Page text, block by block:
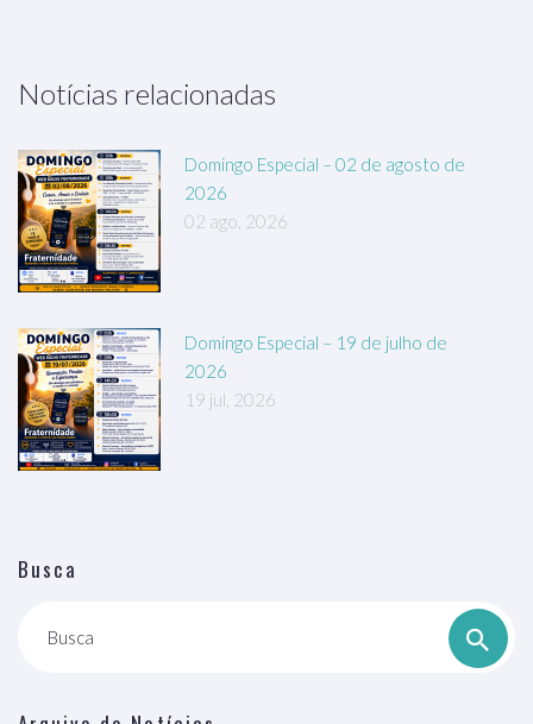
Notícias relacionadas
Domingo Especial – 02 de agosto de
2026
02 ago, 2026
Domingo Especial – 19 de julho de
2026
19 jul, 2026
Busca
Busca